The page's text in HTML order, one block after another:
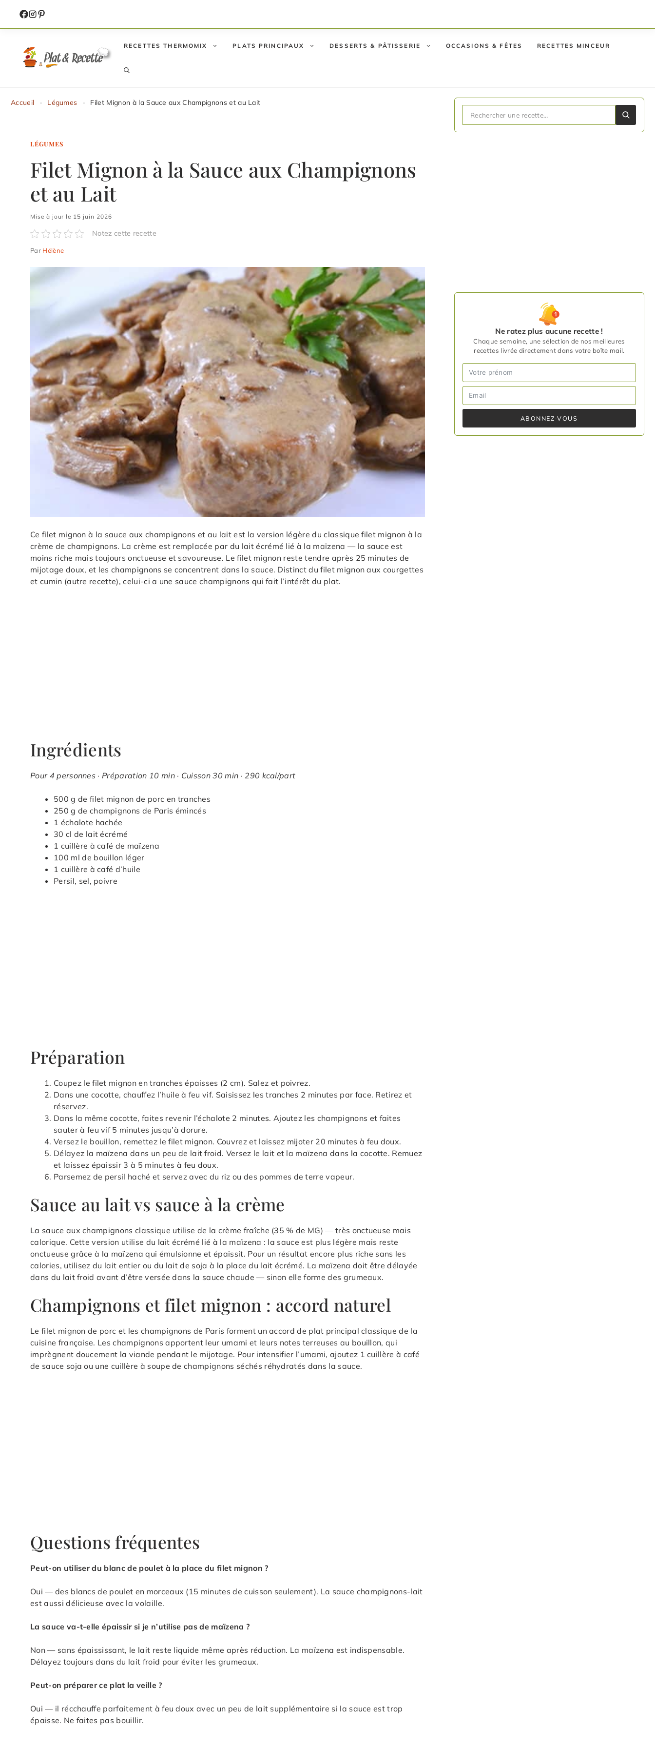
contenu
RECETTES THERMOMIX PLATS PRINCIPAUX DESSERTS & PÂTISSERIE OCCASIONS & FÊTES RECETTES MINCEUR
Accueil - Légumes - Filet Mignon à la Sauce aux Champignons et au Lait
LÉGUMES
Filet Mignon à la Sauce aux Champignons
et au Lait
Mise à jour le 15 juin 2026
Notez cette recette
Par Hélène
Ce filet mignon à la sauce aux champignons et au lait est la version légère du classique filet mignon à la
crème de champignons. La crème est remplacée par du lait écrémé lié à la maïzena — la sauce est
moins riche mais toujours onctueuse et savoureuse. Le filet mignon reste tendre après 25 minutes de
mijotage doux, et les champignons se concentrent dans la sauce. Distinct du filet mignon aux courgettes
et cumin (autre recette), celui-ci a une sauce champignons qui fait l’intérêt du plat.
Ingrédients
Pour 4 personnes · Préparation 10 min · Cuisson 30 min · 290 kcal/part
500 g de filet mignon de porc en tranches
250 g de champignons de Paris émincés
1 échalote hachée
30 cl de lait écrémé
1 cuillère à café de maïzena
100 ml de bouillon léger
1 cuillère à café d’huile
Persil, sel, poivre
Préparation
Coupez le filet mignon en tranches épaisses (2 cm). Salez et poivrez.
Dans une cocotte, chauffez l’huile à feu vif. Saisissez les tranches 2 minutes par face. Retirez et
réservez.
Dans la même cocotte, faites revenir l’échalote 2 minutes. Ajoutez les champignons et faites
sauter à feu vif 5 minutes jusqu’à dorure.
Versez le bouillon, remettez le filet mignon. Couvrez et laissez mijoter 20 minutes à feu doux.
Délayez la maïzena dans un peu de lait froid. Versez le lait et la maïzena dans la cocotte. Remuez
et laissez épaissir 3 à 5 minutes à feu doux.
Parsemez de persil haché et servez avec du riz ou des pommes de terre vapeur.
Sauce au lait vs sauce à la crème
La sauce aux champignons classique utilise de la crème fraîche (35 % de MG) — très onctueuse mais
calorique. Cette version utilise du lait écrémé lié à la maïzena : la sauce est plus légère mais reste
onctueuse grâce à la maïzena qui émulsionne et épaissit. Pour un résultat encore plus riche sans les
calories, utilisez du lait entier ou du lait de soja à la place du lait écrémé. La maïzena doit être délayée
dans du lait froid avant d’être versée dans la sauce chaude — sinon elle forme des grumeaux.
Champignons et filet mignon : accord naturel
Le filet mignon de porc et les champignons de Paris forment un accord de plat principal classique de la
cuisine française. Les champignons apportent leur umami et leurs notes terreuses au bouillon, qui
imprègnent doucement la viande pendant le mijotage. Pour intensifier l’umami, ajoutez 1 cuillère à café
de sauce soja ou une cuillère à soupe de champignons séchés réhydratés dans la sauce.
Questions fréquentes
Peut-on utiliser du blanc de poulet à la place du filet mignon ?
Oui — des blancs de poulet en morceaux (15 minutes de cuisson seulement). La sauce champignons-lait
est aussi délicieuse avec la volaille.
La sauce va-t-elle épaissir si je n’utilise pas de maïzena ?
Non — sans épaississant, le lait reste liquide même après réduction. La maïzena est indispensable.
Délayez toujours dans du lait froid pour éviter les grumeaux.
Peut-on préparer ce plat la veille ?
Oui — il récchauffe parfaitement à feu doux avec un peu de lait supplémentaire si la sauce est trop
épaisse. Ne faites pas bouillir.
Ne ratez plus aucune recette !
Chaque semaine, une sélection de nos meilleures
recettes livrée directement dans votre boîte mail.
ABONNEZ-VOUS